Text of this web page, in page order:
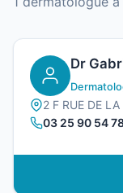
Dr
2 F RUE DE LA
03 25 90 54